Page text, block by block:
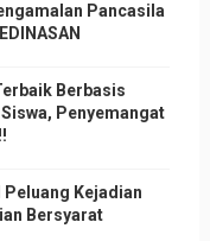
Pancasila
Berbasis
Penyemangat
Kejadian
Bersyarat